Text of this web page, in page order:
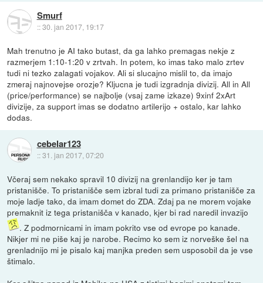
Smurf
::30. jan 2017, 19:17
Mah trenutno je AI tako butast, da ga lahko premagas nekje z
razmerjem 1:10-1:20 v zrtvah. In potem, ko imas tako malo zrtev
tudi ni tezko zalagati vojakov. Ali si slucajno mislil to, da imajo
zmeraj najnovejse orozje? Kljucna je tudi izgradnja divizij. All in All
(price/performance) se najbolje (vsaj zame izkaze) 9xinf 2xArt
divizije, za support imas se dodatno artilerijo + ostalo, kar lahko
dodas.
cebelar123
::31. jan 2017, 07:20
Včeraj sem nekako spravil 10 divizij na grenlandijo ker je tam
pristanišče. To pristanišče sem izbral tudi za primano pristanišče za
moje ladje tako, da imam domet do ZDA. Zdaj pa ne morem vojake
premaknit iz tega pristanišča v kanado, kjer bi rad naredil invazijo
. Z podmornicami in imam pokrito vse od evrope po kanade.
Nikjer mi ne piše kaj je narobe. Recimo ko sem iz norveške šel na
grenladnijo mi je pisalo kaj manjka preden sem usposobil da je vse
štimalo.